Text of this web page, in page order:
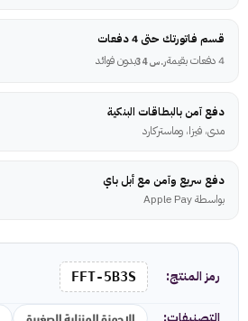
قسم فاتورتك حتى 4 دفعات
4 دفعات بقيمة
ر.س34 بدون فوائد
دفع آمن بالبطاقات البنكية
مدى، فيزا، وماستركارد
دفع سريع وآمن مع أبل باي
بواسطة Apple Pay
رمز المنتج: FFT-5B3S